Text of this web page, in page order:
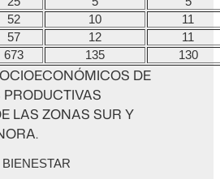
52 10
11
57 12
11
673 135 130
DE
LAS ZONAS SUR Y
BIENESTAR